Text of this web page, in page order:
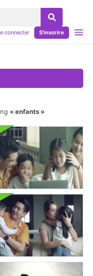
connecter S'inscrire
enfants